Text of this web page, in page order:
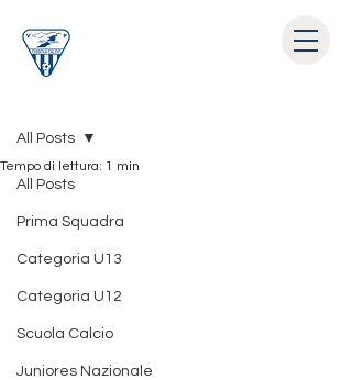
All Posts
Prima Squadra
Categoria U13
Categoria U12
Scuola Calcio
Juniores Nazionale
All Posts
Tempo di lettura: 1 min